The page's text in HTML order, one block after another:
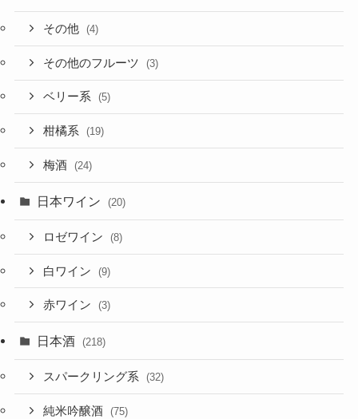
その他 (4)
その他のフルーツ (3)
ベリー系 (5)
柑橘系 (19)
梅酒 (24)
日本ワイン (20)
ロゼワイン (8)
白ワイン (9)
赤ワイン (3)
日本酒 (218)
スパークリング系 (32)
純米吟醸酒 (75)